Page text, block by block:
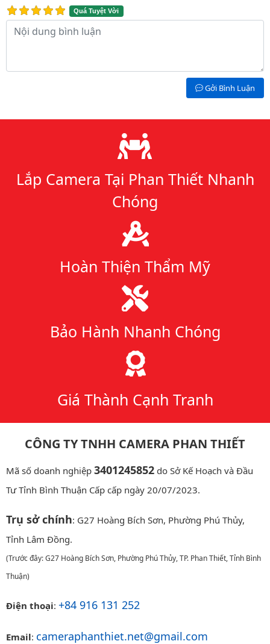
Quá Tuyệt Vời
Nội dung bình luận
Gởi Bình Luận
Lý do chọn chúng tôi
Lắp Camera Tại Phan Thiết Nhanh
Chóng
Hoàn Thiện Thẩm Mỹ
Bảo Hành Nhanh Chóng
Giá Thành Cạnh Tranh
CÔNG TY TNHH CAMERA PHAN THIẾT
Mã số doanh nghiệp 3401245852 do Sở Kế Hoạch và Đầu
Tư Tỉnh Bình Thuận Cấp cấp ngày 20/07/2023.
Trụ sở chính: G27 Hoàng Bích Sơn, Phường Phú Thủy,
Tỉnh Lâm Đồng.
(Trước đây: G27 Hoàng Bích Sơn, Phường Phú Thủy, TP. Phan Thiết, Tỉnh Bình
Thuận)
Điện thoại: +84 916 131 252
Email: cameraphanthiet.net@gmail.com